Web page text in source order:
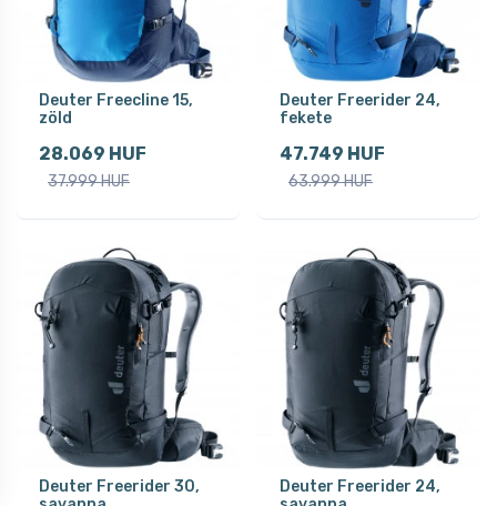
Deuter Freecline 15,
zöld
28.069 HUF
37.999 HUF
Deuter Freerider 24,
fekete
47.749 HUF
63.999 HUF
Deuter Freerider 30,
Deuter Freerider 24,